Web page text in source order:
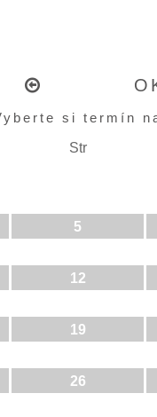
si termín
Str
5
12
19
26